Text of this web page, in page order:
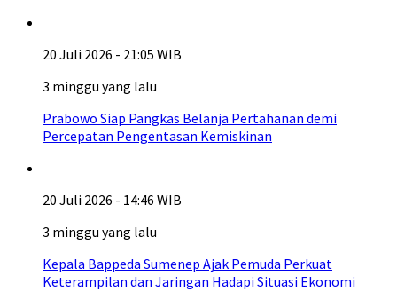
20 Juli 2026 - 21:05 WIB
3 minggu yang lalu
Prabowo Siap Pangkas Belanja Pertahanan demi
Percepatan Pengentasan Kemiskinan
20 Juli 2026 - 14:46 WIB
3 minggu yang lalu
Kepala Bappeda Sumenep Ajak Pemuda Perkuat
Keterampilan dan Jaringan Hadapi Situasi Ekonomi